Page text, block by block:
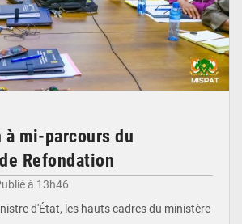
à mi-parcours du
Refondation
à 13h46
d'État, les hauts cadres du ministère